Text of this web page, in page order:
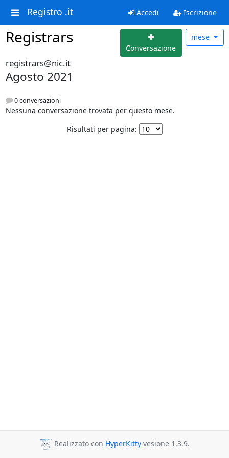
Registro .it Accedi Iscrizione
Registrars
Conversazione
mese
registrars@nic.it
Agosto 2021
0 conversazioni
Nessuna conversazione trovata per questo mese.
Risultati per pagina:
Realizzato con HyperKitty vesione 1.3.9.